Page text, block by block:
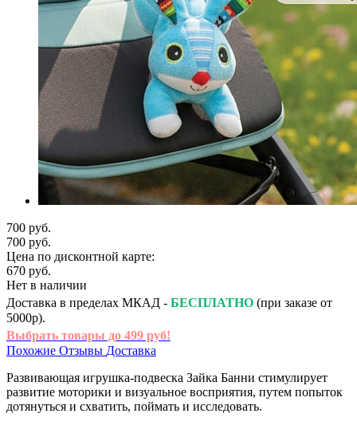
700 руб.
700 руб.
Цена по дисконтной карте:
670 руб.
Нет в наличии
Доставка в пределах МКАД - БЕСПЛАТНО (при заказе от
5000р).
Выбрать товары до 499 руб!
Похожие Отзывы Доставка
Развивающая игрушка-подвеска Зайка Банни стимулирует
развитие моторики и визуальное восприятия, путем попыток
дотянуться и схватить, поймать и исследовать.